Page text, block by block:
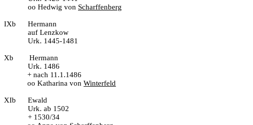
oo Hedwig von Scharffenberg
IXb
Hermann
auf Lenzkow
Urk. 1445-1481
Xb
Hermann
Urk. 1486
+ nach 11.1.1486
oo Katharina vonWinterfeld
XIb
Ewald
Urk. ab 1502
+ 1530/34